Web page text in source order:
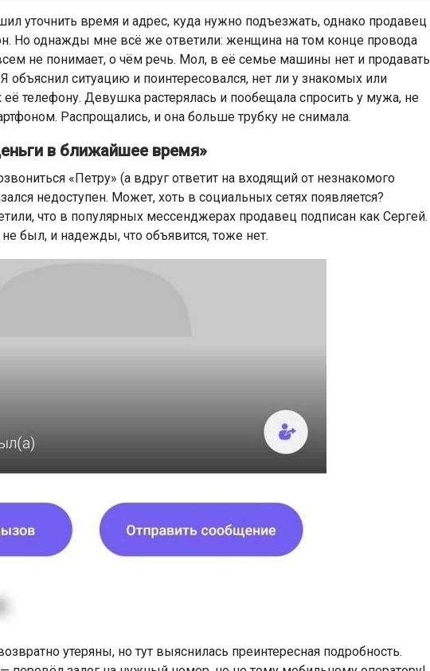
уточнить время и адрес, куда нужно подъезжать, однако продавец
Но однажды мне всё же ответили: женщина на том конце провода
не понимает, о чём речь. Мол, в её семье машины нет и продавать
объяснил ситуацию и поинтересовался, нет ли у знакомых или
её телефону. Девушка растерялась и пообещала спросить у мужа, не
Распрощались, и она больше трубку не снимала.
в ближайшее время»
«Петру» (а вдруг ответит на входящий от незнакомого
недоступен. Может, хоть в социальных сетях появляется?
что в популярных мессенджерах продавец подписан как Сергей.
был, и надежды, что объявится, тоже нет.
утеряны, но тут выяснилась преинтересная подробность.